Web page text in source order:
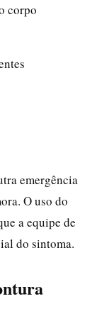
corpo
emergência
O uso do
a equipe de
do sintoma.